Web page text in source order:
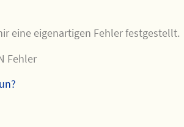
eine eigenartigen Fehler festgestellt.
Fehler